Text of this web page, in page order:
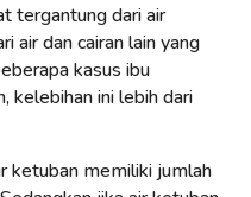
tergantung dari air
air dan cairan lain yang
kasus ibu
kelebihan ini lebih dari
ketuban memiliki jumlah